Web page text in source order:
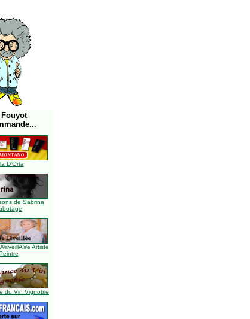
Fouyot
D'Orta
de Sabrina
Artiste
du Vin Vignoble